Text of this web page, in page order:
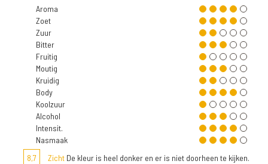
Aroma
Zoet
Zuur
Bitter
Fruitig
Moutig
Kruidig
Body
Koolzuur
Alcohol
Intensit.
Nasmaak
8,7
Zicht De kleur is heel donker en er is niet doorheen te kijken.